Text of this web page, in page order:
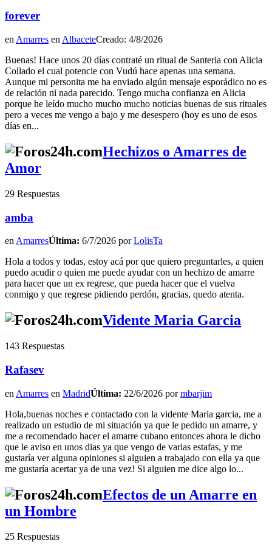
forever
en Amarres en AlbaceteCreado: 4/8/2026
Buenas! Hace unos 20 días contraté un ritual de Santeria con Alicia
Collado el cual potencie con Vudú hace apenas una semana.
Aunque mi personita me ha enviado algún mensaje esporádico no es
de relación ni nada parecido. Tengo mucha confianza en Alicia
porque he leído mucho mucho mucho noticias buenas de sus rituales
pero a veces me vengo a bajo y me desespero (hoy es uno de esos
días en...
Hechizos o Amarres de
Amor
29 Respuestas
amba
enAmarresÚltima: 6/7/2026 porLolisTa
Hola a todos y todas, estoy acá por que quiero preguntarles, a quien
puedo acudir o quien me puede ayudar con un hechizo de amarre
para hacer que un ex regrese, que pueda hacer que el vuelva
conmigo y que regrese pidiendo perdón, gracias, quedo atenta.
Vidente Maria Garcia
143 Respuestas
Rafasev
en Amarres en MadridÚltima: 22/6/2026 pormbarjim
Hola,buenas noches e contactado con la vidente Maria garcia, me a
realizado un estudio de mi situación ya que le pedido un amarre, y
me a recomendado hacer el amarre cubano entonces ahora le dicho
que le aviso en unos dias ya que vengo de varias estafas, y me
gustaría ver alguna opiniones si alguien a trabajado con ella ya que
me gustaría acertar ya de una vez! Si alguien me dice algo lo...
Efectos de un Amarre en
un Hombre
25 Respuestas